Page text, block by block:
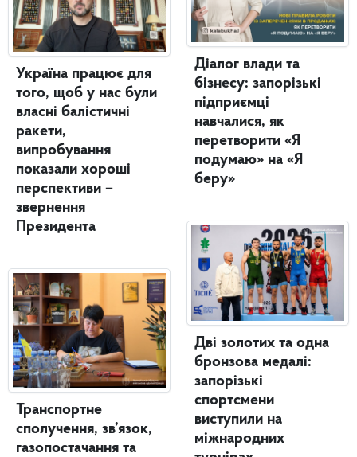
Україна працює для
того, щоб у нас були
власні балістичні
ракети,
випробування
показали хороші
перспективи –
звернення
Президента
Транспортне
сполучення, зв’язок,
газопостачання та
Діалог влади та
бізнесу: запорізькі
підприємці
навчалися, як
перетворити «Я
подумаю» на «Я
беру»
Дві золотих та одна
бронзова медалі:
запорізькі
спортсмени
виступили на
міжнародних